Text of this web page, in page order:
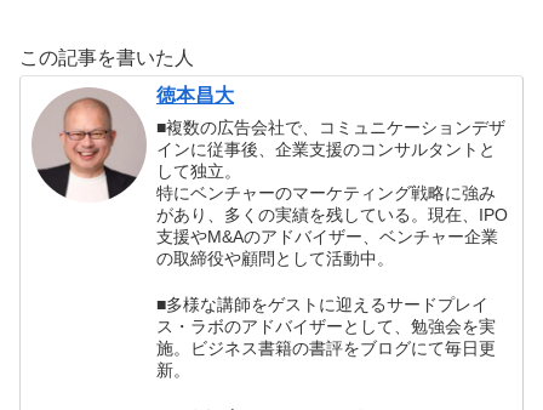
この記事を書いた人
徳本昌大
■複数の広告会社で、コミュニケーションデザ
インに従事後、企業支援のコンサルタントと
して独立。
特にベンチャーのマーケティング戦略に強み
があり、多くの実績を残している。現在、IPO
支援やM&Aのアドバイザー、ベンチャー企業
の取締役や顧問として活動中。
■多様な講師をゲストに迎えるサードプレイ
ス・ラボのアドバイザーとして、勉強会を実
施。ビジネス書籍の書評をブログにて毎日更
新。